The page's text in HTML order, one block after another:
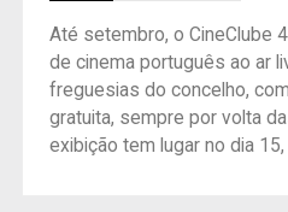
Até setembro, o CineClube
de cinema português ao ar
freguesias do concelho,
gratuita, sempre por volta
exibição tem lugar no dia 15,